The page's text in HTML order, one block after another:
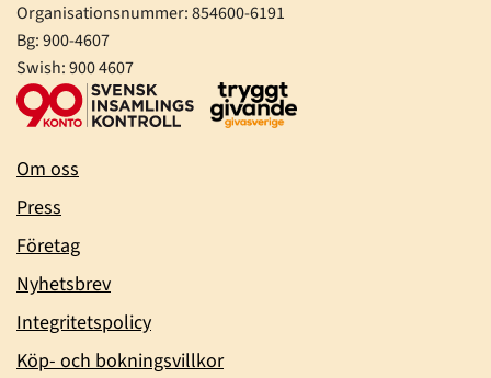
Organisationsnummer:854600-6191
Bg: 900-4607
Swish: 900 4607
Om oss
Press
Företag
Nyhetsbrev
Integritetspolicy
Köp- och bokningsvillkor